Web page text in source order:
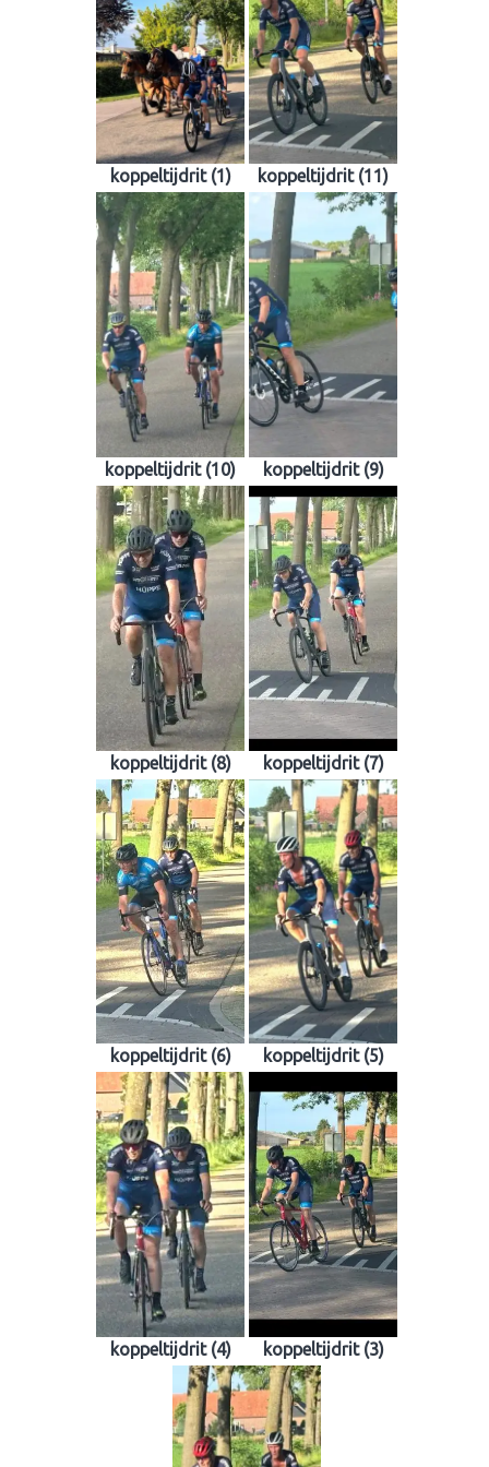
koppeltijdrit (1) koppeltijdrit (11)
koppeltijdrit (10) koppeltijdrit (9)
koppeltijdrit (8) koppeltijdrit (7)
koppeltijdrit (6) koppeltijdrit (5)
koppeltijdrit (4) koppeltijdrit (3)